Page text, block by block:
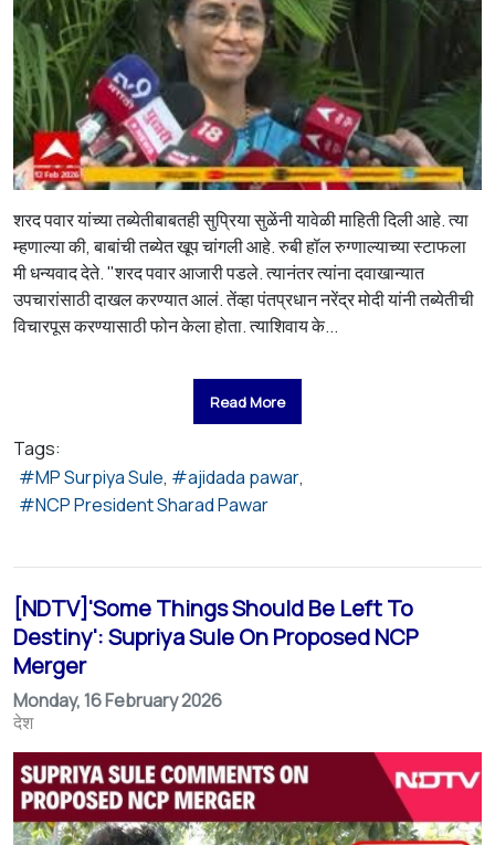
शरद पवार यांच्या तब्येतीबाबतही सुप्रिया सुळेंनी यावेळी माहिती दिली आहे. त्या
म्हणाल्या की, बाबांची तब्येत खूप चांगली आहे. रुबी हॉल रुग्णाल्याच्या स्टाफला
मी धन्यवाद देते. "शरद पवार आजारी पडले. त्यानंतर त्यांना दवाखान्यात
उपचारांसाठी दाखल करण्यात आलं. तेंव्हा पंतप्रधान नरेंद्र मोदी यांनी तब्येतीची
विचारपूस करण्यासाठी फोन केला होता. त्याशिवाय के...
Read More
Tags:
MP Surpiya Sule
ajidada pawar
NCP President Sharad Pawar
[NDTV]'Some Things Should Be Left To
Destiny': Supriya Sule On Proposed NCP
Merger
Monday, 16 February 2026
देश